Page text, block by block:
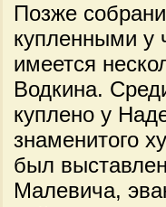
Позже
купленными у
имеется
Водкина.
куплено у
знаменитого
был
Малевича,